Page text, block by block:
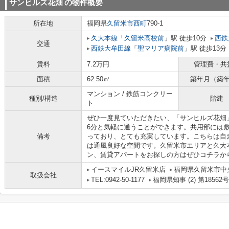
サンヒルズ花畑 の物件概要
所在地 福岡県久留米市西町790-1
交通
久大本線 「 久留米高校前 」駅 徒歩10分
西
西鉄大牟田線 「 聖マリア病院前 」駅 徒歩13分
賃料 7.2万円
管理費・共
面積
62.50㎡ 築年月（築
種別/構造
マンション / 鉄筋コンクリー
ト
階建
備考
ぜひ一度見ていただきたい、「サンヒルズ花
6分と気軽に通うことができます。共用部には
っており、とても充実しています。こちらは
は通風良好な空間です。久留米市エリアと久
ン、賃貸アパートをお探しの方はぜひコチラ
取扱会社
イースマイルJR久留米店
福岡県久留米市
TEL:0942-50-1177
福岡県知事 (2) 第18562号